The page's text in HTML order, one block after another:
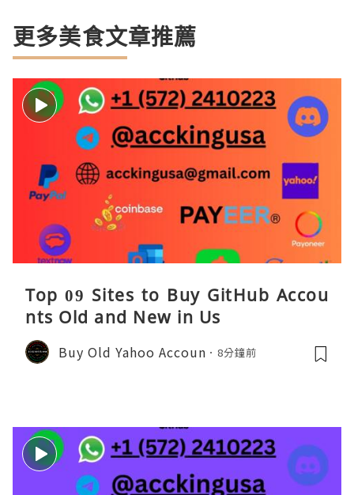
更多美食文章推薦
Top 09 Sites to Buy GitHub Accou
nts Old and New in Us
Buy Old Yahoo Accoun 8分鐘前